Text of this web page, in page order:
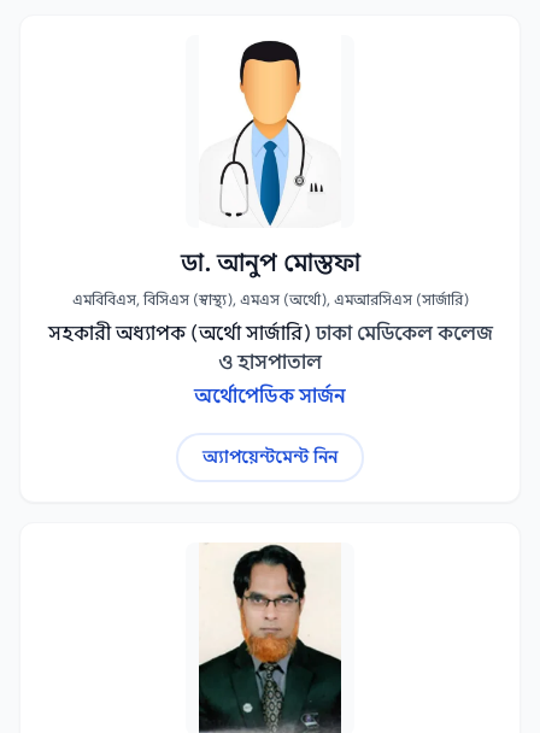
ডা. আনুপ মোস্তফা
এমবিবিএস, বিসিএস (স্বাস্থ্য), এমএস (অর্থো), এমআরসিএস (সার্জারি)
সহকারী অধ্যাপক (অর্থো সার্জারি) ঢাকা মেডিকেল কলেজ
ও হাসপাতাল
অর্থোপেডিক সার্জন
অ্যাপয়েন্টমেন্ট নিন